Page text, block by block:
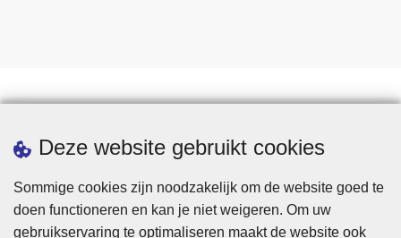
Deze website gebruikt cookies
Sommige cookies zijn noodzakelijk om de website goed te
doen functioneren en kan je niet weigeren. Om uw
gebruikservaring te optimaliseren maakt de website ook